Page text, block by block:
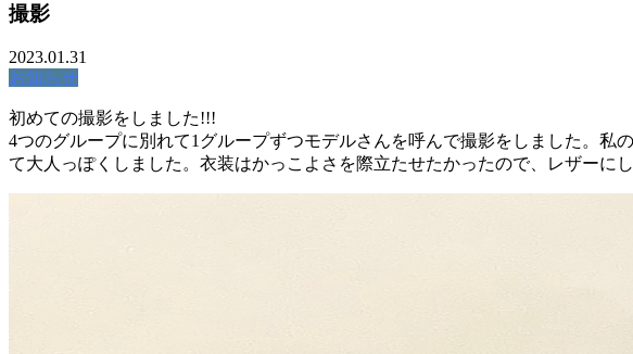
撮影
2023.01.31
お知らせ
初めての撮影をしました!!!
4つのグループに別れて1グループずつモデルさんを呼んで撮影をしました。
て大人っぽくしました。衣装はかっこよさを際立たせたかったので、レザーにし